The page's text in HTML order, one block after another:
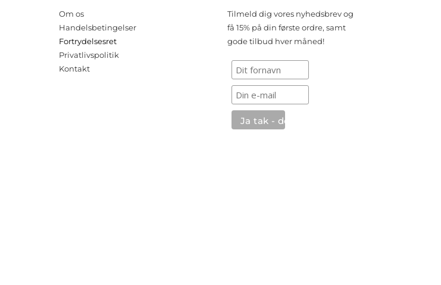
Om os
Handelsbetingelser
Fortrydelsesret
Privatlivspolitik
Kontakt
Tilmeld dig vores nyhedsbrev og
få 15% på din første ordre, samt
gode tilbud hver måned!